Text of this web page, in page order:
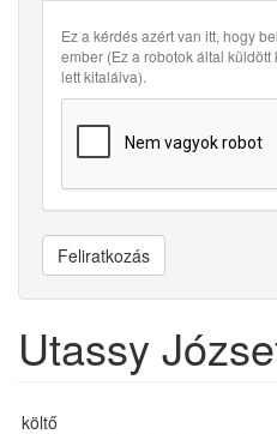
Ez a kérdés azért van itt, hogy
ember (Ez a robotok által
lett kitalálva).
Feliratkozás
Utassy
költő